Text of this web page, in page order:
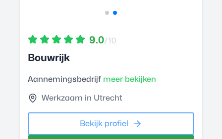
9.0/10
Bouwrijk
Aannemingsbedrijf meer bekijken
Werkzaam in Utrecht
Bekijk profiel